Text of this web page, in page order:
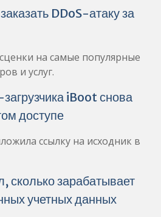
DDoS-атаку за
на самые популярные
и услуг.
iBoot снова
доступе
ссылку на исходник в
сколько зарабатывает
учетных данных